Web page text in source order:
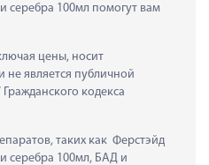
серебра 100мл помогут вам
цены, носит
не является публичной
кодекса
таких как  Ферстэйд
серебра 100мл, БАД и